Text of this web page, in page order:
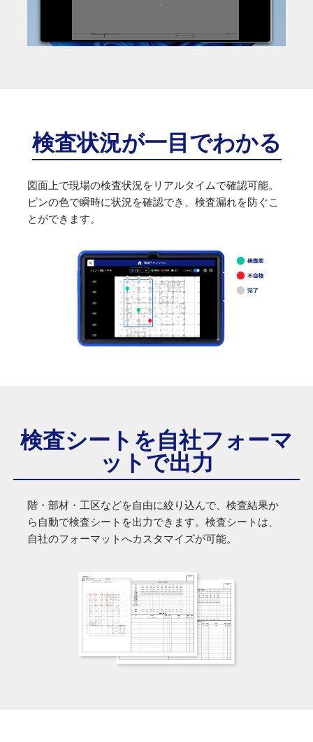
検査状況が一目でわかる
図面上で現場の検査状況をリアルタイムで確認可能。
ピンの色で瞬時に状況を確認でき、検査漏れを防ぐこ
とができます。
検査シートを自社フォーマ
ットで出力
階・部材・工区などを自由に絞り込んで、検査結果か
ら自動で検査シートを出力できます。検査シートは、
自社のフォーマットへカスタマイズが可能。